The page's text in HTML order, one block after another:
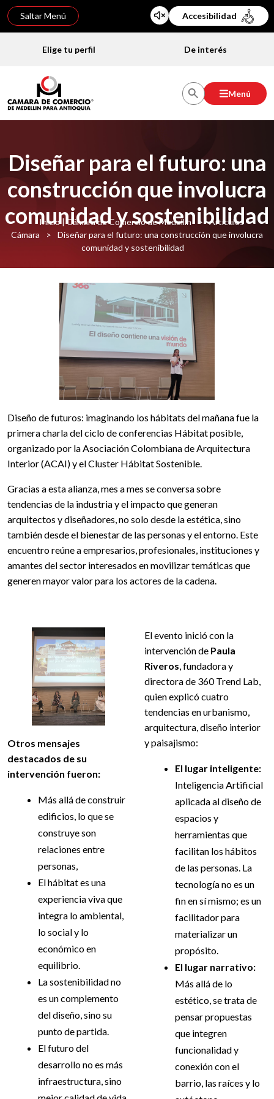
Saltar Menú Accesibilidad
Elige tu perfil De interés
Menú
Diseñar para el futuro: una
construcción que involucra
comunidad y sostenibilidad
Inicio | Cámara de Comercio de Medellín >
Artículos
Cámara
>
Diseñar para el futuro: una construcción que involucra
comunidad y sostenibilidad
Diseño de futuros: imaginando los hábitats del mañana fue la
primera charla del ciclo de conferencias Hábitat posible,
organizado por la Asociación Colombiana de Arquitectura
Interior (ACAI) y el Cluster Hábitat Sostenible.
Gracias a esta alianza, mes a mes se conversa sobre
tendencias de la industria y el impacto que generan
arquitectos y diseñadores, no solo desde la estética, sino
también desde el bienestar de las personas y el entorno. Este
encuentro reúne a empresarios, profesionales, instituciones y
amantes del sector interesados en movilizar temáticas que
generen mayor valor para los actores de la cadena.
Otros mensajes
destacados de su
intervención fueron:
Más allá de construir
edificios, lo que se
construye son
relaciones entre
personas,
El hábitat es una
experiencia viva que
integra lo ambiental,
lo social y lo
económico en
equilibrio.
La sostenibilidad no
es un complemento
del diseño, sino su
punto de partida.
El futuro del
desarrollo no es más
infraestructura, sino
El evento inició con la
intervención de Paula
Riveros , fundadora y
directora de 360 Trend Lab,
quien explicó cuatro
tendencias en urbanismo,
arquitectura, diseño interior
y paisajismo:
El lugar inteligente:
Inteligencia Artificial
aplicada al diseño de
espacios y
herramientas que
facilitan los hábitos
de las personas. La
tecnología no es un
fin en sí mismo; es un
facilitador para
materializar un
propósito.
El lugar narrativo:
Más allá de lo
estético, se trata de
pensar propuestas
que integren
funcionalidad y
conexión con el
barrio, las raíces y lo